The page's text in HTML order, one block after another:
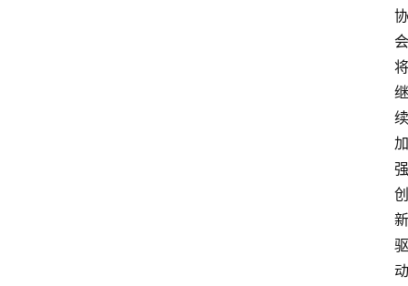
协
会
将
继
续
加
强
创
新
驱
动